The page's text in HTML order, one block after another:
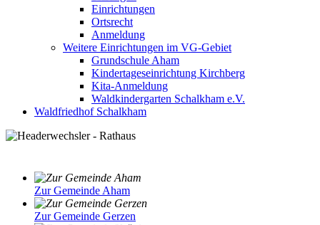
Einrichtungen
Ortsrecht
Anmeldung
Weitere Einrichtungen im VG-Gebiet
Grundschule Aham
Kindertageseinrichtung Kirchberg
Kita-Anmeldung
Waldkindergarten Schalkham e.V.
Waldfriedhof Schalkham
Zur Gemeinde Aham
Zur Gemeinde Gerzen